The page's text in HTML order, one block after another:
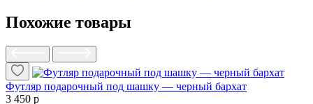
Похожие товары
Футляр подарочный под шашку — черный бархат
3 450 р